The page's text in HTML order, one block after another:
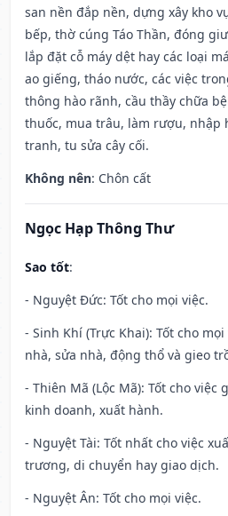
san nền đắp nền, dựng xây kho
bếp, thờ cúng Táo Thần, đóng
lắp đặt cỗ máy dệt hay các loại
ao giếng, tháo nước, các việc
thông hào rãnh, cầu thầy chữa
thuốc, mua trâu, làm rượu, nhập
tranh, tu sửa cây cối.
Không nên: Chôn cất
Ngọc Hạp Thông Thư
Sao tốt:
- Nguyệt Đức: Tốt cho mọi việc.
- Sinh Khí (Trực Khai): Tốt cho
nhà, sửa nhà, động thổ và gieo
- Thiên Mã (Lộc Mã): Tốt cho việc
kinh doanh, xuất hành.
- Nguyệt Tài: Tốt nhất cho việc
trương, di chuyển hay giao dịch.
- Nguyệt Ân: Tốt cho mọi việc.